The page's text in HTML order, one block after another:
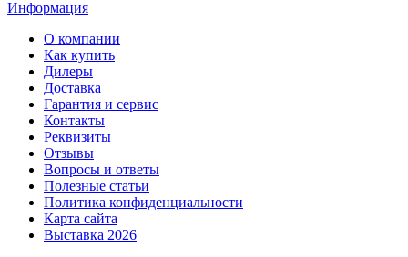
Информация
О компании
Как купить
Дилеры
Доставка
Гарантия и сервис
Контакты
Реквизиты
Отзывы
Вопросы и ответы
Полезные статьи
Политика конфиденциальности
Карта сайта
Выставка 2026